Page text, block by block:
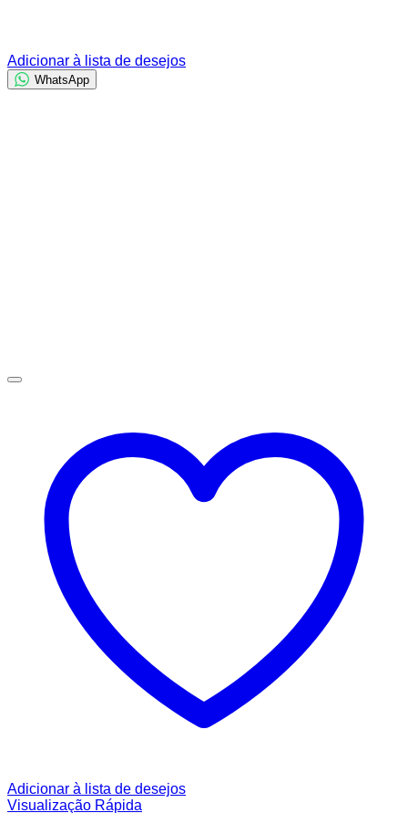
Adicionar à lista de desejos
WhatsApp
Adicionar à lista de desejos
Visualização Rápida